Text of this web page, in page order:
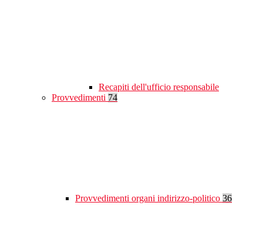
Recapiti dell'ufficio responsabile
Provvedimenti 74
Provvedimenti organi indirizzo-politico 36